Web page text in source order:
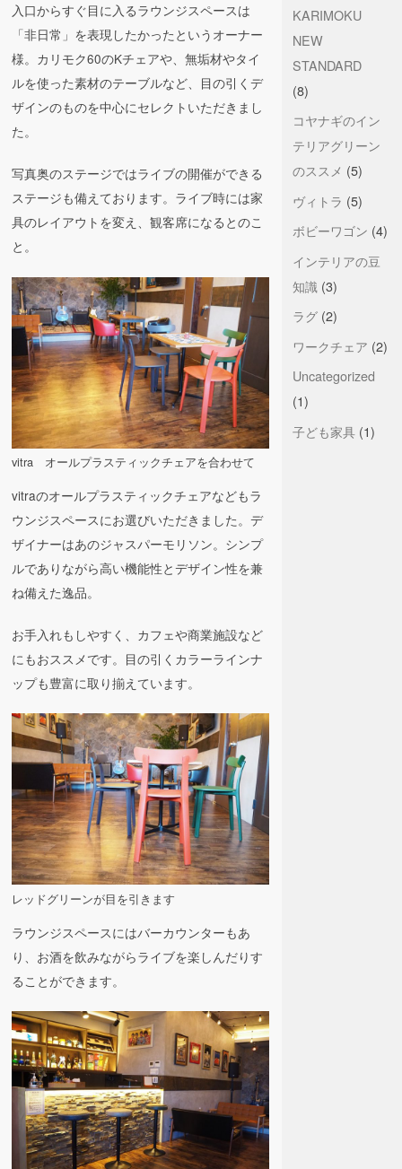
入口からすぐ目に入るラウンジスペースは
「非日常」を表現したかったというオーナー
様。カリモク60のKチェアや、無垢材やタイ
ルを使った素材のテーブルなど、目の引くデ
ザインのものを中心にセレクトいただきまし
た。
写真奥のステージではライブの開催ができる
ステージも備えております。ライブ時には家
具のレイアウトを変え、観客席になるとのこ
と。
vitra オールプラスティックチェアを合わせて
vitraのオールプラスティックチェアなどもラ
ウンジスペースにお選びいただきました。デ
ザイナーはあのジャスパーモリソン。シンプ
ルでありながら高い機能性とデザイン性を兼
ね備えた逸品。
お手入れもしやすく、カフェや商業施設など
にもおススメです。目の引くカラーラインナ
ップも豊富に取り揃えています。
レッドグリーンが目を引きます
ラウンジスペースにはバーカウンターもあ
り、お酒を飲みながらライブを楽しんだりす
ることができます。
KARIMOKU
NEW
STANDARD
(8)
コヤナギのイン
テリアグリーン
のススメ (5)
ヴィトラ (5)
ボビーワゴン (4)
インテリアの豆
知識 (3)
ラグ(2)
ワークチェア (2)
Uncategorized
(1)
子ども家具(1)